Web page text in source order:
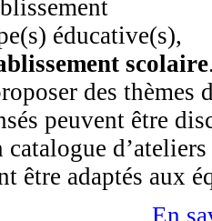
éducative(s),
scolaire
des thèmes
peuvent être
être adaptés aux
En